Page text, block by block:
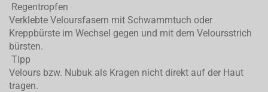
Regentropfen
Verklebte Veloursfasern mit Schwammtuch oder
Kreppbürste im Wechsel gegen und mit dem Veloursstrich
bürsten.
Tipp
Velours bzw. Nubuk als Kragen nicht direkt auf der Haut
tragen.